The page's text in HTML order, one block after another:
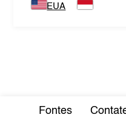
EUA
Fontes